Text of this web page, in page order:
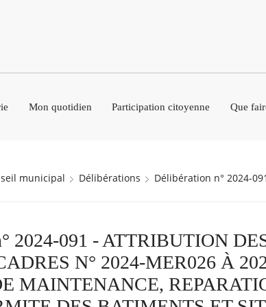
Mon quotidien Participation citoyenne Que
municipal Délibérations Délibération n° 2024-091
2024-091 - ATTRIBUTION
N° 2024-MER026 À
MAINTENANCE,